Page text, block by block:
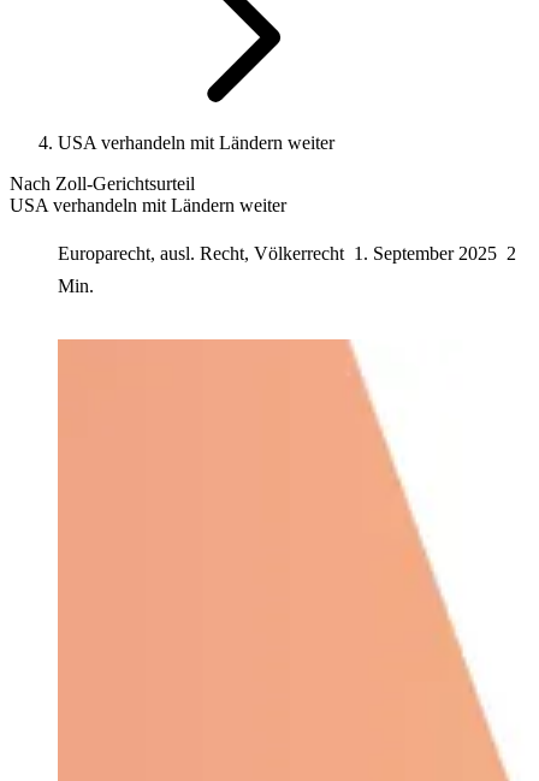
USA verhandeln mit Ländern weiter
Nach Zoll-Gerichtsurteil
USA verhandeln mit Ländern weiter
Europarecht, ausl. Recht, Völkerrecht 1. September 2025 2
Min.